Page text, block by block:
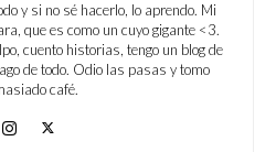
y si no sé hacerlo, lo aprendo. Mi
que es como un cuyo gigante <3.
cuento historias, tengo un blog de
de todo. Odio las pasas y tomo
café.